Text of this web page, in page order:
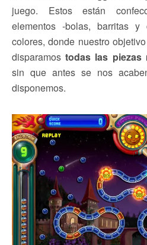
juego. Estos están
elementos -bolas, barritas y
colores, donde nuestro
disparamostodas las piezas
sin que antes se nos
disponemos.